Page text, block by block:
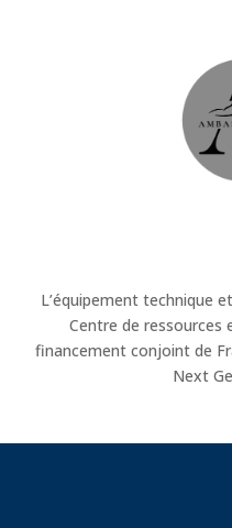
L’équipement technique
Centre de ressources
financement conjoint de
Next